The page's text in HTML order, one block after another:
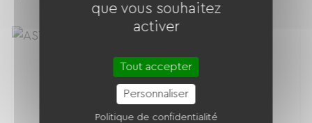
que vous souhaitez
activer
Tout accepter
Personnaliser
Politique de confidentialité